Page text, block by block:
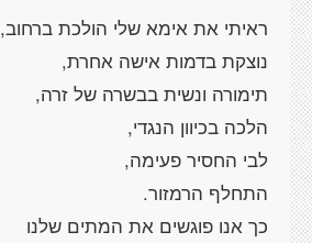
ראיתי את אימא שלי הולכת ברחוב,
נוצקת בדמות אישה אחרת,
תימורה ונשית בבשרה של זרה,
הלכה בכיוון הנגדי,
לבי החסיר פעימה,
התחלף הרמזור.
כך אנו פוגשים את המתים שלנו